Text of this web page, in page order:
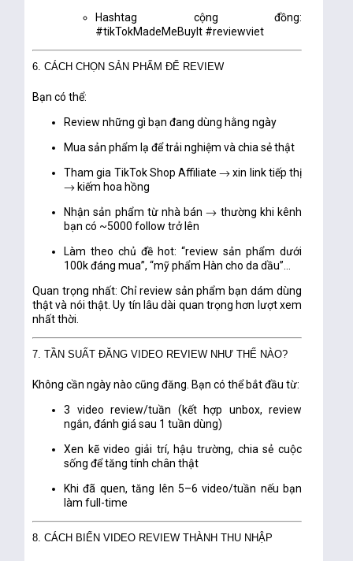
Hashtag cộng đồng:
#tikTokMadeMeBuyIt #reviewviet
6. CÁCH CHỌN SẢN PHẨM ĐỂ REVIEW
Bạn có thể:
Review những gì bạnđang dùng hằng ngày
Mua sản phẩm lạ đểtrải nghiệm và chia sẻ thật
Tham gia TikTok Shop Affiliate → xin link tiếp thị
→ kiếm hoa hồng
Nhận sản phẩm từ nhà bán → thường khi kênh
bạn có ~5000 follow trở lên
Làm theo chủ đề hot: “review sản phẩm dưới
100k đáng mua”, “mỹ phẩm Hàn cho da dầu”…
Quan trọng nhất: Chỉ review sản phẩm bạndám dùng
thậtvà nói thật . Uy tín lâu dài quan trọng hơn lượt xem
nhất thời.
7. TẦN SUẤT ĐĂNG VIDEO REVIEW NHƯ THẾ NÀO?
Không cần ngày nào cũng đăng. Bạn có thể bắt đầu từ:
3 video review/tuần (kết hợp unbox, review
ngắn, đánh giá sau 1 tuần dùng)
Xen kẽ video giải trí, hậu trường, chia sẻ cuộc
sống để tăng tính chân thật
Khi đã quen, tăng lên 5–6 video/tuần nếu bạn
làm full-time
8. CÁCH BIẾN VIDEO REVIEW THÀNH THU NHẬP